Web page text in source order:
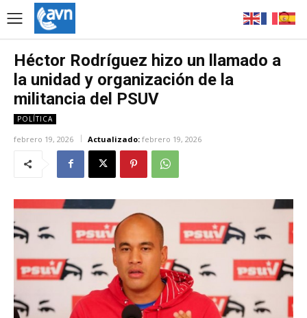
Héctor Rodríguez hizo un llamado a
la unidad y organización de la
militancia del PSUV
POLÍTICA
febrero 19, 2026 Actualizado: febrero 19, 2026